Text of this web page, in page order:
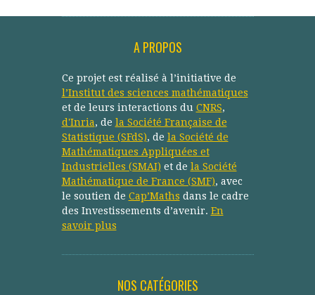
A PROPOS
Ce projet est réalisé à l’initiative de
l’Institut des sciences mathématiques
et de leurs interactions du CNRS,
d'Inria, de la Société Française de
Statistique (SFdS), de la Société de
Mathématiques Appliquées et
Industrielles (SMAI) et de la Société
Mathématique de France (SMF), avec
le soutien de Cap’Maths dans le cadre
des Investissements d’avenir. En
savoir plus
NOS CATÉGORIES